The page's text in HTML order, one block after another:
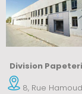
Division
8, Rue